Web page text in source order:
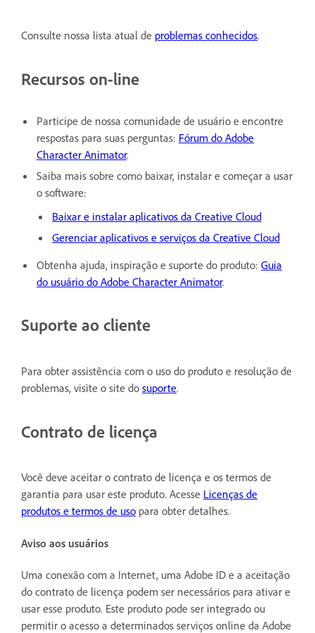
Consulte nossa lista atual de problemas conhecidos.
Recursos on-line
Participe de nossa comunidade de usuário e encontre
respostas para suas perguntas: Fórum do Adobe
Character Animator.
Saiba mais sobre como baixar, instalar e começar a usar
o software:
Baixar e instalar aplicativos da Creative Cloud
Gerenciar aplicativos e serviços da Creative Cloud
Obtenha ajuda, inspiração e suporte do produto: Guia
do usuário do Adobe Character Animator.
Suporte ao cliente
Para obter assistência com o uso do produto e resolução de
problemas, visite o site do suporte.
Contrato de licença
Você deve aceitar o contrato de licença e os termos de
garantia para usar este produto. Acesse Licenças de
produtos e termos de uso para obter detalhes.
Aviso aos usuários
Uma conexão com a Internet, uma Adobe ID e a aceitação
do contrato de licença podem ser necessários para ativar e
usar esse produto. Este produto pode ser integrado ou
permitir o acesso a determinados serviços online da Adobe